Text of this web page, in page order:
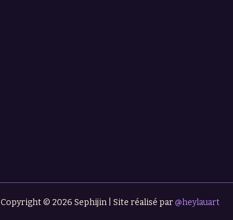
Copyright © 2026 Sephijin | Site réalisé par@heylauart